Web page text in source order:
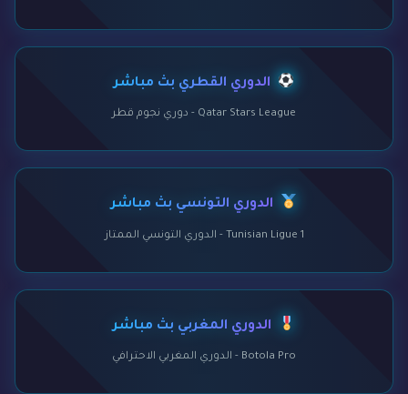
الدوري القطري بث مباشر
Qatar Stars League - دوري نجوم قطر
الدوري التونسي بث مباشر
Tunisian Ligue 1 - الدوري التونسي الممتاز
الدوري المغربي بث مباشر
Botola Pro - الدوري المغربي الاحترافي